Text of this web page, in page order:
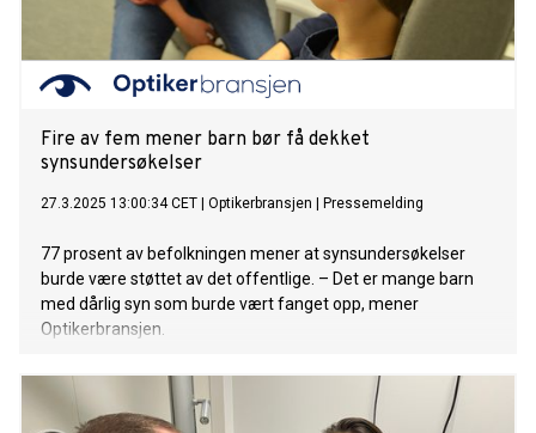
Fire av fem mener barn bør få dekket
synsundersøkelser
27.3.2025 13:00:34 CET Optikerbransjen Pressemelding
77 prosent av befolkningen mener at synsundersøkelser
burde være støttet av det offentlige. – Det er mange barn
med dårlig syn som burde vært fanget opp, mener
Optikerbransjen.